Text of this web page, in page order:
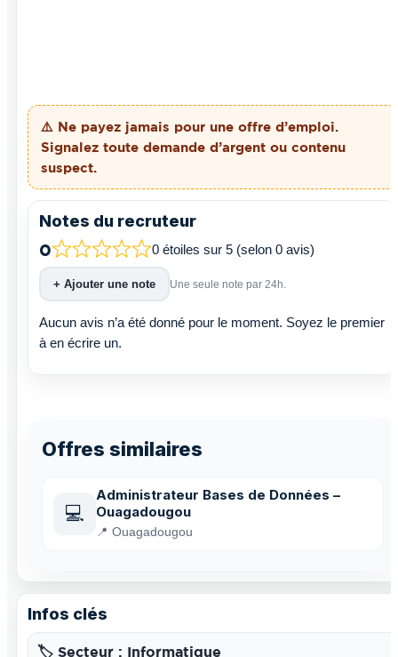
⚠️ Ne payez jamais pour une offre d’emploi.
Signalez toute demande d’argent ou contenu
suspect.
Notes du recruteur
0 0 étoiles sur 5 (selon 0 avis)
+ Ajouter une note Une seule note par 24h.
Aucun avis n’a été donné pour le moment. Soyez le premier
à en écrire un.
Offres similaires
💻
Administrateur Bases de Données –
Ouagadougou
📍 Ouagadougou
Infos clés
🏷️ Secteur : Informatique